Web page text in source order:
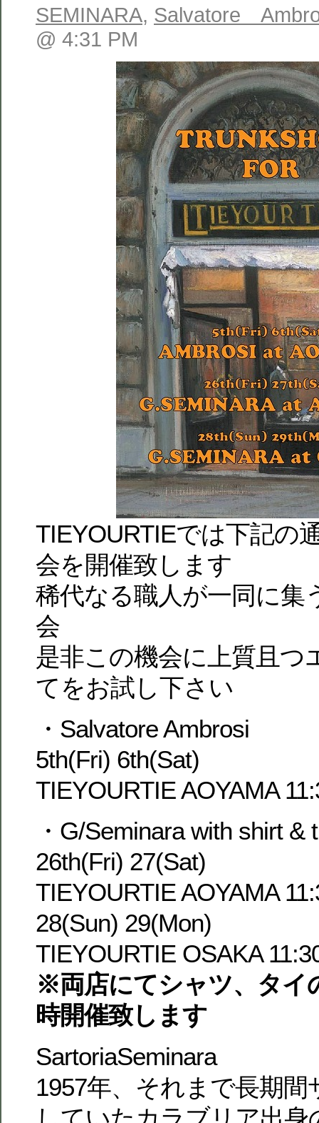
SEMINARA, Salvatore
@ 4:31 PM
TIEYOURTIEでは下記の
会を開催致します
稀代なる職人が一同に集
会
是非この機会に上質且つ
てをお試し下さい
・Salvatore Ambrosi
5th(Fri) 6th(Sat)
TIEYOURTIE AOYAMA
・G/Seminara with shirt &
26th(Fri) 27(Sat)
TIEYOURTIE AOYAMA
28(Sun) 29(Mon)
TIEYOURTIE OSAKA
※両店にてシャツ、タイ
時開催致します
SartoriaSeminara
1957年、それまで長期
していたカラブリア出